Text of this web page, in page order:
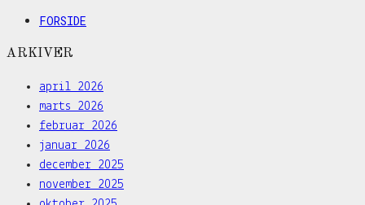
FORSIDE
ARKIVER
april 2026
marts 2026
februar 2026
januar 2026
december 2025
november 2025